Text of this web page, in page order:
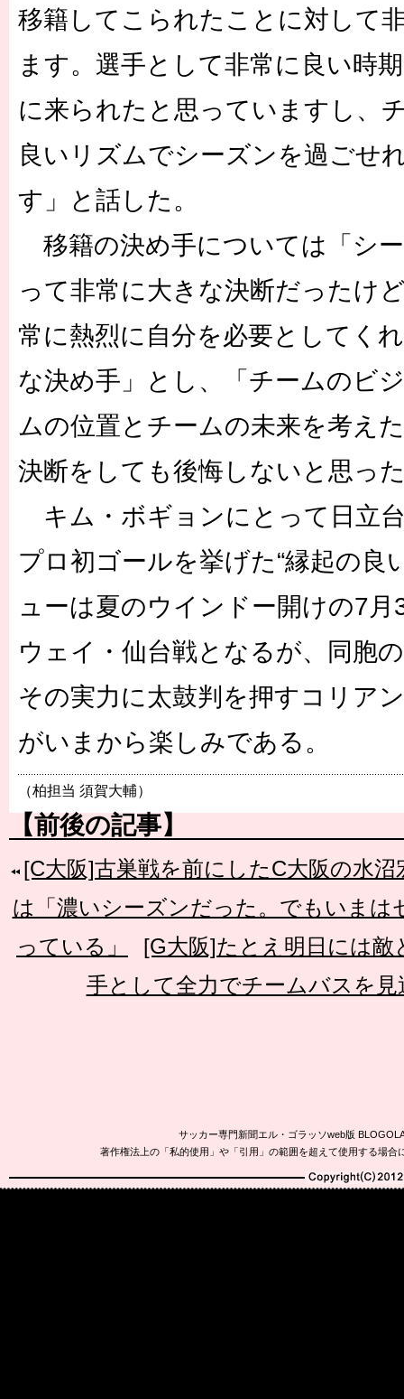
移籍してこられたことに対して
ます。選手として非常に良い時
に来られたと思っていますし、
良いリズムでシーズンを過ごせ
す」と話した。
移籍の決め手については「シ
って非常に大きな決断だったけ
常に熱烈に自分を必要としてく
な決め手」とし、「チームのビ
ムの位置とチームの未来を考え
決断をしても後悔しないと思っ
キム・ボギョンにとって日立
プロ初ゴールを挙げた“縁起の良
ューは夏のウインドー開けの7
ウェイ・仙台戦となるが、同胞
その実力に太鼓判を押すコリア
がいまから楽しみである。
（柏担当 須賀大輔）
【前後の記事】
[C大阪]古巣戦を前にしたC大阪の水
は「濃いシーズンだった。でもいまは
っている」
[G大阪]たとえ明日には
手として全力でチームバスを見
サッカー専門新聞エル・ゴラッソweb版
著作権法上の「私的使用」や「引用」の範囲を超えて使用する場
Copyright(C)2010-